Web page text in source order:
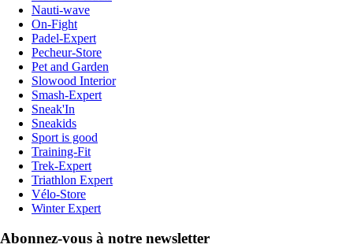
Nauti-wave
On-Fight
Padel-Expert
Pecheur-Store
Pet and Garden
Slowood Interior
Smash-Expert
Sneak'In
Sneakids
Sport is good
Training-Fit
Trek-Expert
Triathlon Expert
Vélo-Store
Winter Expert
Abonnez-vous à notre newsletter